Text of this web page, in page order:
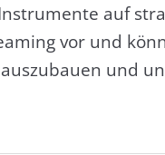
auf
vor und
und